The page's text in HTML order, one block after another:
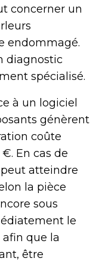
concerner un
endommagé.
diagnostic
spécialisé.
à un logiciel
génèrent
coûte
En cas de
atteindre
la pièce
sous
le
que la
être